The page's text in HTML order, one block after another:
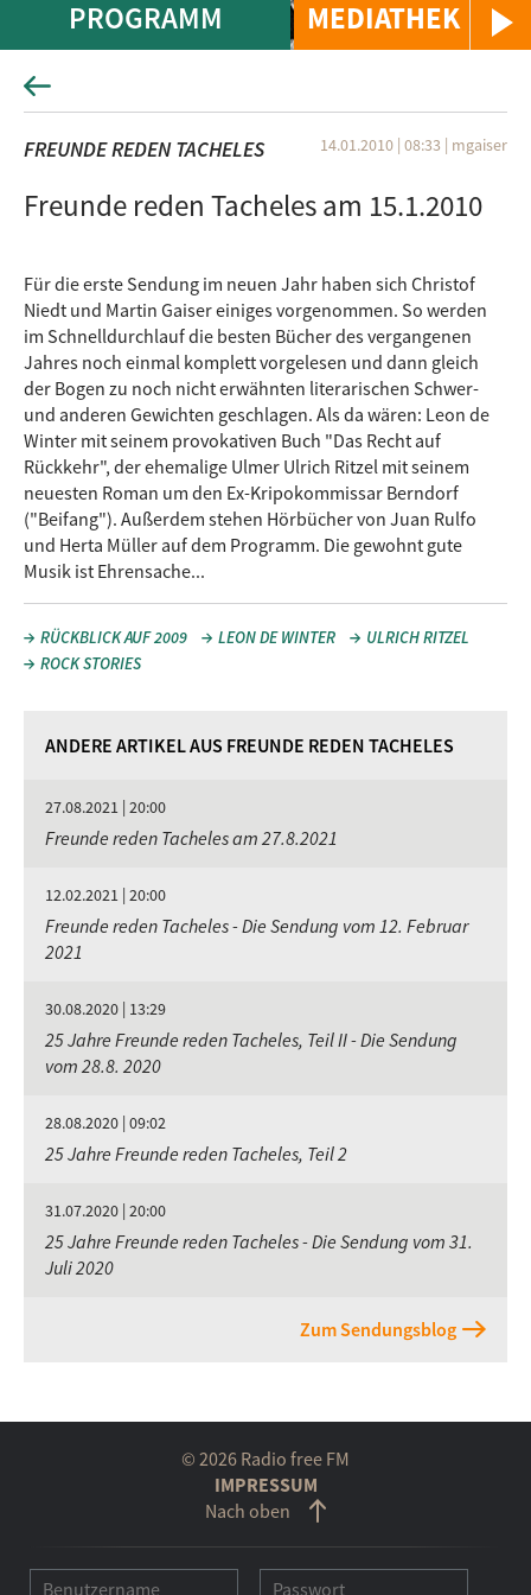
MEDIATHEK
PROGRAMM
FREUNDE REDEN TACHELES 14.01.2010 | 08:33 | mgaiser
Freunde reden Tacheles am 15.1.2010
Für die erste Sendung im neuen Jahr haben sich Christof
Niedt und Martin Gaiser einiges vorgenommen. So werden
im Schnelldurchlauf die besten Bücher des vergangenen
Jahres noch einmal komplett vorgelesen und dann gleich
der Bogen zu noch nicht erwähnten literarischen Schwer-
und anderen Gewichten geschlagen. Als da wären: Leon de
Winter mit seinem provokativen Buch "Das Recht auf
Rückkehr", der ehemalige Ulmer Ulrich Ritzel mit seinem
neuesten Roman um den Ex-Kripokommissar Berndorf
("Beifang"). Außerdem stehen Hörbücher von Juan Rulfo
und Herta Müller auf dem Programm. Die gewohnt gute
Musik ist Ehrensache...
RÜCKBLICK AUF 2009 LEON DE WINTER
ULRICH RITZEL
ROCK STORIES
ANDERE ARTIKEL AUS FREUNDE REDEN TACHELES
27.08.2021 | 20:00
Freunde reden Tacheles am 27.8.2021
12.02.2021 | 20:00
Freunde reden Tacheles - Die Sendung vom 12. Februar
2021
30.08.2020 | 13:29
25 Jahre Freunde reden Tacheles, Teil II - Die Sendung
vom 28.8. 2020
28.08.2020 | 09:02
25 Jahre Freunde reden Tacheles, Teil 2
31.07.2020 | 20:00
25 Jahre Freunde reden Tacheles - Die Sendung vom 31.
Juli 2020
Zum Sendungsblog
© 2026 Radio free FM
IMPRESSUM
Nach oben